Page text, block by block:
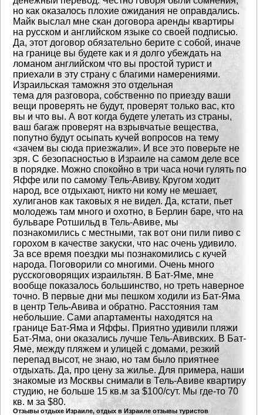
но как оказалось плохие ожидания не оправдались.
Майк выслал мне скан договора аренды квартиры
на русском и английском языке со своей подписью.
Да, этот договор обязательно берите с собой, иначе
на границе вы будете как и я долго убеждать на
ломаном английском что вы простой турист и
приехали в эту страну с благими намерениями.
Израильская таможня это отдельная
тема для разговора, собственно по приезду ваши
вещи проверять не будут, проверят только вас, кто
вы и что вы. А вот когда будете улетать из страны,
ваш багаж проверят на взрывчатые вещества,
попутно будут осыпать кучей вопросов на тему
«зачем вы сюда приезжали». И все это поверьте не
зря. С безопасностью в Израиле на самом деле все
в порядке. Можно спокойно в три часа ночи гулять по
Яффе или по самому Тель-Авиву. Кругом ходит
народ, все отдыхают, никто ни кому не мешает,
хулиганов как таковых я не видел. Да, кстати, пьет
молодежь там много и охотно, в Берлин баре, что на
бульваре Ротшильд в Тель-Авиве, мы
познакомились с местными, так вот они пили пиво с
горохом в качестве закуски, что нас очень удивило.
За все время поездки мы познакомились с кучей
народа. Поговорили со многими. Очень много
русскоговорящих израильтян. В Бат-Яме, мне
вообще показалось большинство, но треть наверное
точно. В первые дни мы пешком ходили из Бат-Яма
в центр Тель-Авива и обратно. Расстояния там
небольшие. Сами апартаменты находятся на
границе Бат-Яма и Яффы. Приятно удивили пляжи
Бат-Яма, они оказались лучше Тель-Авивских. В Бат-
Яме, между пляжем и улицей с домами, резкий
перепад высот, не знаю, но там было приятнее
отдыхать. Да, про цену за жилье. Для примера, наши
знакомые из Москвы снимали в Тель-Авиве квартиру
студию, не больше 15 кв.м за $100/сут. Мы где-то 70
кв. м за $80.
Отзывы отдыхе Израиле, отдых в Израиле отзывы туристов